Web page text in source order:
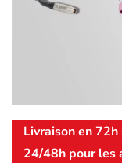
Livraison en
24/48h pour les